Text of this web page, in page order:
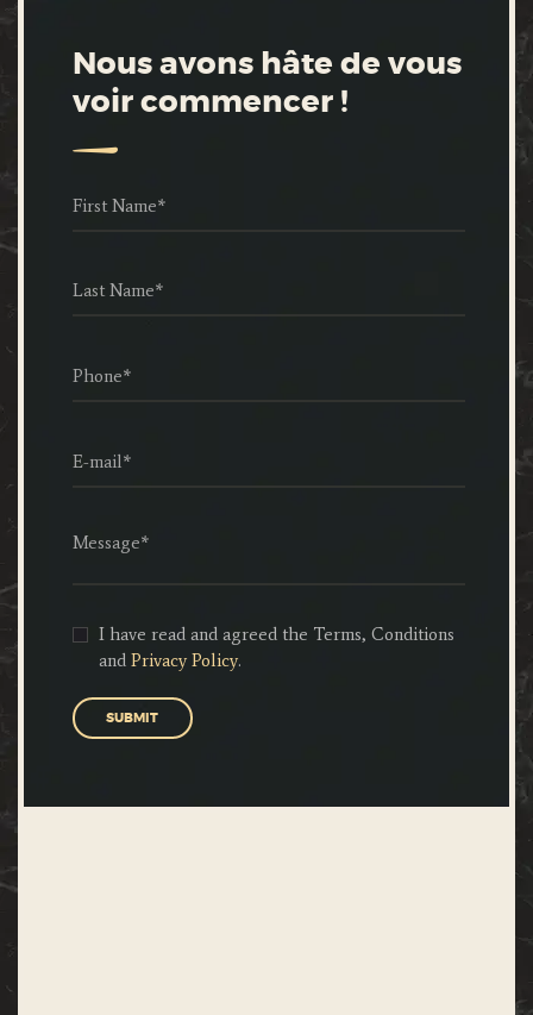
Nous avons hâte de vous
voir commencer !
I have read and agreed the Terms, Conditions
andPrivacy Policy.